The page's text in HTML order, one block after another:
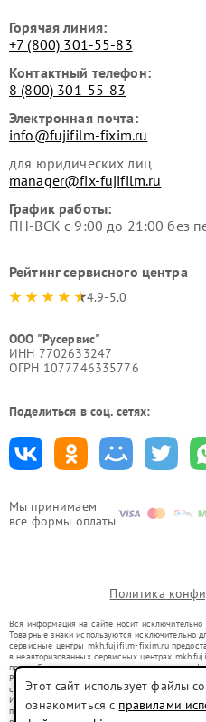
Мы принимаем
все формы оплаты
Горячая линия:
+7 (800) 301-55-83
Контактный телефон:
8 (800) 301-55-83
Электронная почта:
info@fujifilm-fixim.ru
для юридических лиц
manager@fix-fujifilm.ru
График работы:
ПН-ВСК с 9:00 до 21:00 без
Рейтинг сервисного центра
4.9-5.0
ООО "Русервис"
ИНН 7702633247
ОГРН 1077746335776
Поделиться в соц. сетях:
Политика
Вся информация на сайте носит исключительно
Товарные знаки используются исключительно
сервисные центры mkh.fujifilm-fixim.ru
в неавторизованных сервисных центрах
правообладателями товарных знаков или их
Ремонт осуществляется для устройств, уже
со статьей 1487 ГК РФ.
Использование товарных знаков не
потребителей в заблуждение, а служит для
Этот сайт использует файлы
ознакомиться с правилами